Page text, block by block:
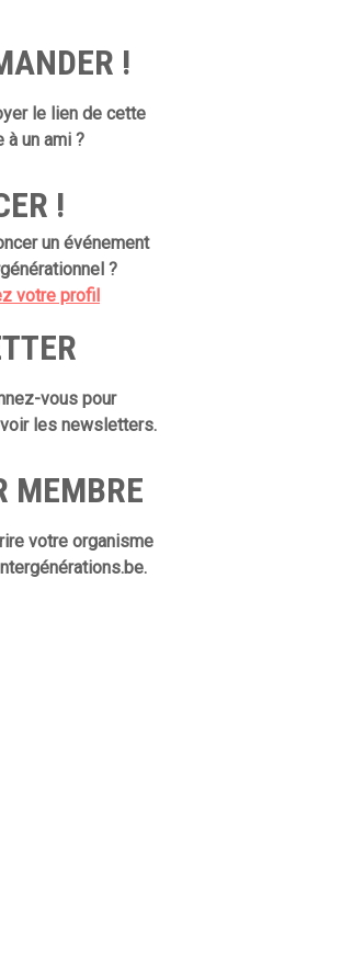
!
le lien de cette
à un ami ?
!
un événement
?
votre profil
vous pour
les newsletters.
MEMBRE
votre organisme